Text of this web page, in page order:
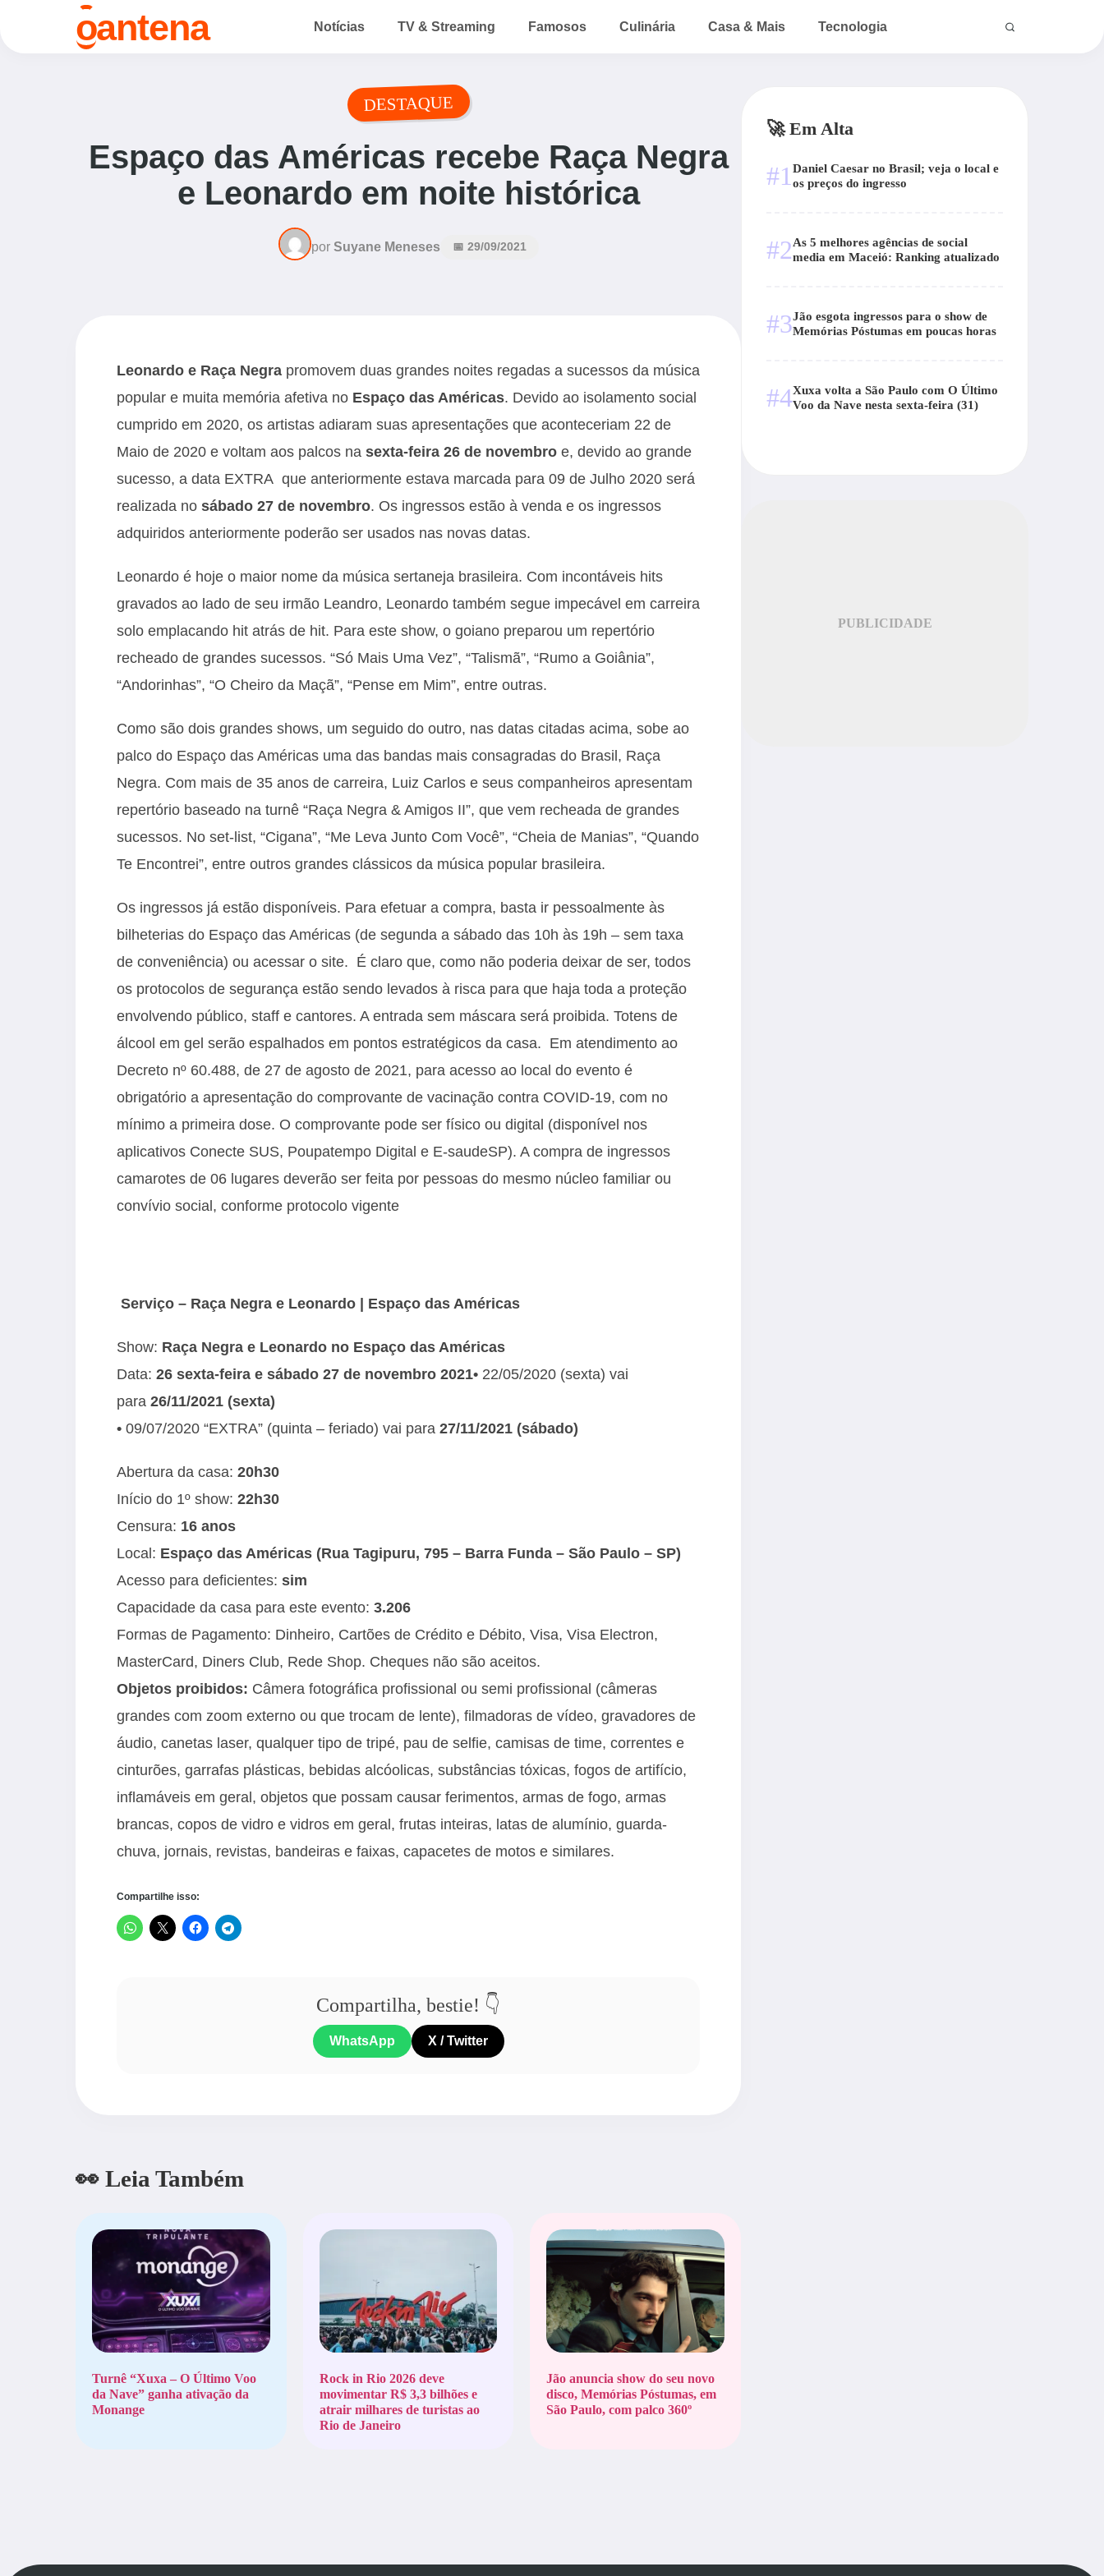
oantena Notícias TV & Streaming Famosos Culinária Casa & Mais Tecnologia
DESTAQUE
Espaço das Américas recebe Raça Negra
e Leonardo em noite histórica
por Suyane Meneses 📅 29/09/2021
Leonardo e Raça Negra promovem duas grandes noites regadas a sucessos da música
popular e muita memória afetiva no Espaço das Américas. Devido ao isolamento social
cumprido em 2020, os artistas adiaram suas apresentações que aconteceriam 22 de
Maio de 2020 e voltam aos palcos na sexta-feira 26 de novembro e, devido ao grande
sucesso, a data EXTRA que anteriormente estava marcada para 09 de Julho 2020 será
realizada no sábado 27 de novembro. Os ingressos estão à venda e os ingressos
adquiridos anteriormente poderão ser usados nas novas datas.
Leonardo é hoje o maior nome da música sertaneja brasileira. Com incontáveis hits
gravados ao lado de seu irmão Leandro, Leonardo também segue impecável em carreira
solo emplacando hit atrás de hit. Para este show, o goiano preparou um repertório
recheado de grandes sucessos. “Só Mais Uma Vez”, “Talismã”, “Rumo a Goiânia”,
“Andorinhas”, “O Cheiro da Maçã”, “Pense em Mim”, entre outras.
Como são dois grandes shows, um seguido do outro, nas datas citadas acima, sobe ao
palco do Espaço das Américas uma das bandas mais consagradas do Brasil, Raça
Negra. Com mais de 35 anos de carreira, Luiz Carlos e seus companheiros apresentam
repertório baseado na turnê “Raça Negra & Amigos II”, que vem recheada de grandes
sucessos. No set-list, “Cigana”, “Me Leva Junto Com Você”, “Cheia de Manias”, “Quando
Te Encontrei”, entre outros grandes clássicos da música popular brasileira.
Os ingressos já estão disponíveis. Para efetuar a compra, basta ir pessoalmente às
bilheterias do Espaço das Américas (de segunda a sábado das 10h às 19h – sem taxa
de conveniência) ou acessar o site. É claro que, como não poderia deixar de ser, todos
os protocolos de segurança estão sendo levados à risca para que haja toda a proteção
envolvendo público, staff e cantores. A entrada sem máscara será proibida. Totens de
álcool em gel serão espalhados em pontos estratégicos da casa. Em atendimento ao
Decreto nº 60.488, de 27 de agosto de 2021, para acesso ao local do evento é
obrigatório a apresentação do comprovante de vacinação contra COVID-19, com no
mínimo a primeira dose. O comprovante pode ser físico ou digital (disponível nos
aplicativos Conecte SUS, Poupatempo Digital e E-saudeSP). A compra de ingressos
camarotes de 06 lugares deverão ser feita por pessoas do mesmo núcleo familiar ou
convívio social, conforme protocolo vigente
Serviço – Raça Negra e Leonardo | Espaço das Américas
Show: Raça Negra e Leonardo no Espaço das Américas
Data: 26 sexta-feira e sábado 27 de novembro 2021• 22/05/2020 (sexta) vai
para 26/11/2021 (sexta)
• 09/07/2020 “EXTRA” (quinta – feriado) vai para 27/11/2021 (sábado)
Abertura da casa: 20h30
Início do 1º show: 22h30
Censura: 16 anos
Local: Espaço das Américas (Rua Tagipuru, 795 – Barra Funda – São Paulo – SP)
Acesso para deficientes: sim
Capacidade da casa para este evento: 3.206
Formas de Pagamento: Dinheiro, Cartões de Crédito e Débito, Visa, Visa Electron,
MasterCard, Diners Club, Rede Shop. Cheques não são aceitos.
Objetos proibidos: Câmera fotográfica profissional ou semi profissional (câmeras
grandes com zoom externo ou que trocam de lente), filmadoras de vídeo, gravadores de
áudio, canetas laser, qualquer tipo de tripé, pau de selfie, camisas de time, correntes e
cinturões, garrafas plásticas, bebidas alcóolicas, substâncias tóxicas, fogos de artifício,
inflamáveis em geral, objetos que possam causar ferimentos, armas de fogo, armas
brancas, copos de vidro e vidros em geral, frutas inteiras, latas de alumínio, guarda-
chuva, jornais, revistas, bandeiras e faixas, capacetes de motos e similares.
Compartilhe isso:
Compartilha, bestie! 👇
WhatsApp X / Twitter
👀 Leia Também
Turnê “Xuxa – O Último Voo
da Nave” ganha ativação da
Monange
Rock in Rio 2026 deve
movimentar R$ 3,3 bilhões e
atrair milhares de turistas ao
Rio de Janeiro
Jão anuncia show do seu novo
disco, Memórias Póstumas, em
São Paulo, com palco 360º
🚀 Em Alta
#1 Daniel Caesar no Brasil; veja o local e
os preços do ingresso
#2As 5 melhores agências de social
media em Maceió: Ranking atualizado
#3Jão esgota ingressos para o show de
Memórias Póstumas em poucas horas
#4Xuxa volta a São Paulo com O Último
Voo da Nave nesta sexta-feira (31)
PUBLICIDADE